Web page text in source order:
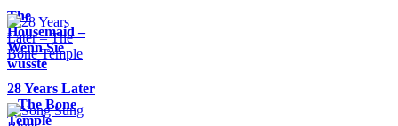
The
Housemaid –
Wenn Sie
wüsste
28 Years Later
– The Bone
Temple